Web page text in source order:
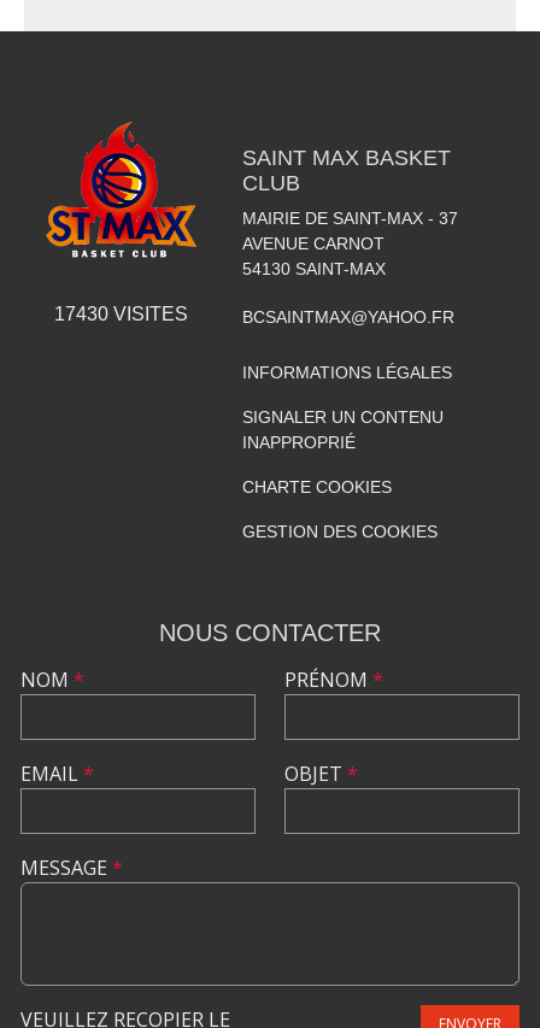
17430VISITES
SAINT MAX BASKET
CLUB
MAIRIE DE SAINT-MAX - 37
AVENUE CARNOT
54130 SAINT-MAX
BCSAINTMAX@YAHOO.FR
INFORMATIONS LÉGALES
SIGNALER UN CONTENU
INAPPROPRIÉ
CHARTE COOKIES
GESTION DES COOKIES
NOUS CONTACTER
NOM *
EMAIL*
PRÉNOM *
OBJET *
MESSAGE *
VEUILLEZ RECOPIER LE